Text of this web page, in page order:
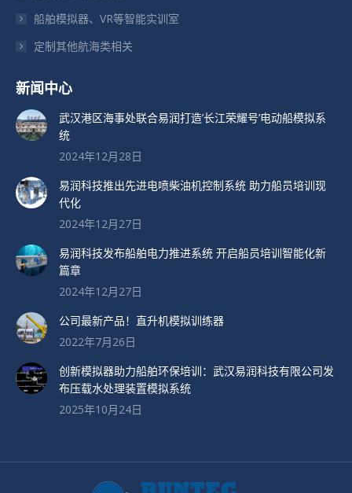
船舶模拟器、VR等智能实训室
定制其他航海类相关
新闻中心
武汉港区海事处联合易润打造’长江荣耀号’电动船模拟系
统
2024年12月28日
易润科技推出先进电喷柴油机控制系统 助力船员培训现
代化
2024年12月27日
易润科技发布船舶电力推进系统 开启船员培训智能化新
篇章
2024年12月27日
公司最新产品！直升机模拟训练器
2022年7月26日
创新模拟器助力船舶环保培训：武汉易润科技有限公司发
布压载水处理装置模拟系统
2025年10月24日